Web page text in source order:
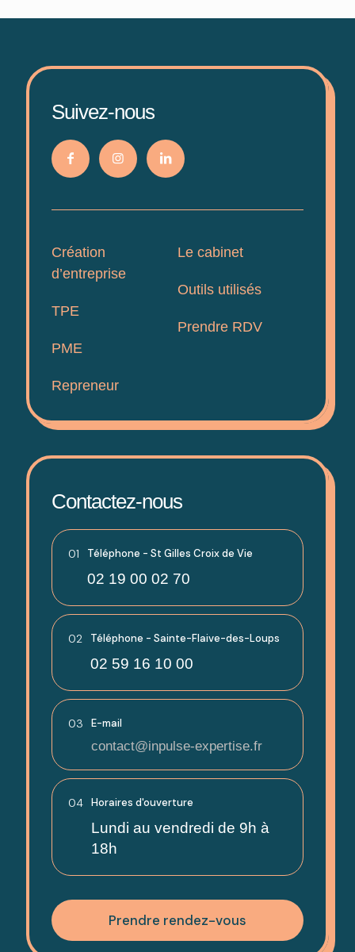
Suivez-nous
Création
d’entreprise
TPE
PME
Repreneur
Le cabinet
Outils utilisés
Prendre RDV
Contactez-nous
01 Téléphone - St Gilles Croix de Vie
02 19 00 02 70
02 Téléphone - Sainte-Flaive-des-Loups
02 59 16 10 00
03 E-mail
contact@inpulse-expertise.fr
04 Horaires d'ouverture
Lundi au vendredi de 9h à
18h
Prendre rendez-vous